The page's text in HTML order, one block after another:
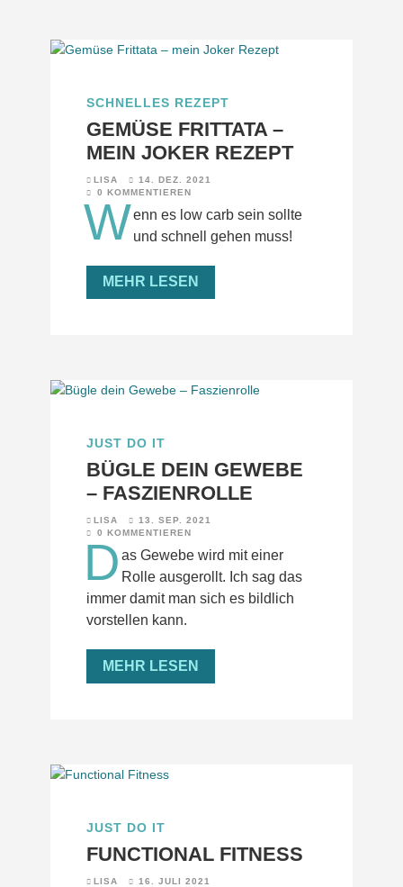
SCHNELLES REZEPT
GEMÜSE FRITTATA –
MEIN JOKER REZEPT
LISA
14. DEZ. 2021
0 KOMMENTIEREN
Wenn es low carb sein sollte
und schnell gehen muss!
MEHR LESEN
JUST DO IT
BÜGLE DEIN GEWEBE
– FASZIENROLLE
LISA
13. SEP. 2021
0 KOMMENTIEREN
D as Gewebe wird mit einer
Rolle ausgerollt. Ich sag das
immer damit man sich es bildlich
vorstellen kann.
MEHR LESEN
JUST DO IT
FUNCTIONAL FITNESS
LISA
16. JULI 2021